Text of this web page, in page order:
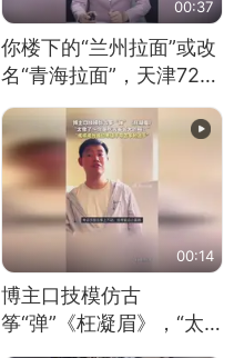
00:37
你楼下的“兰州拉面”或改
名“青海拉面”，天津72家
面馆已集体更换招牌
00:14
博主口技模仿古
筝“弹”《枉凝眉》，“太
像了～你是吃古筝长大的